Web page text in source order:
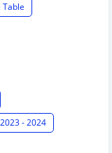
Table
- 2024